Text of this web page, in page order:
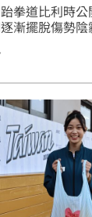
小時直播
新聞台線上直
推新刮刮樂
多重宇宙」
高雄
拳道比利時
漸擺脫傷勢